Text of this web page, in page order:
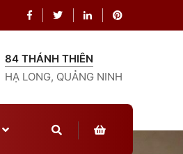
84 THÁNH THIÊN
HẠ LONG, QUẢNG NINH